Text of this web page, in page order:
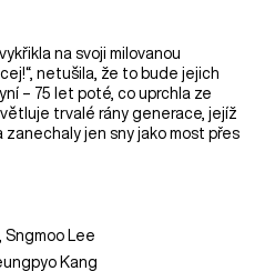
na svoji milovanou
netušila, že to bude jejich
– 75 let poté, co uprchla ze
trvalé rány generace, jejíž
zanechaly jen sny jako most přes
Sngmoo Lee
Kang